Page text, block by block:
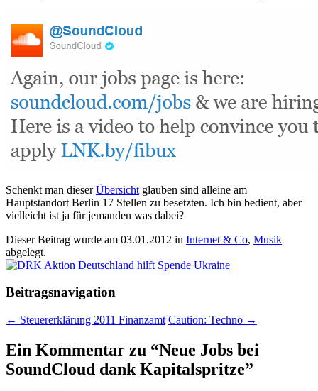
Schenkt man dieserÜbersicht glauben sind alleine am
Hauptstandort Berlin 17 Stellen zu besetzten. Ich bin bedient, aber
vielleicht ist ja für jemanden was dabei?
Dieser Beitrag wurde am 03.01.2012 in Internet & Co, Musik
abgelegt.
Beitragsnavigation
← Steuererklärung 2011 Finanzamt Caution: Techno →
Ein Kommentar zu “Neue Jobs bei
SoundCloud dank Kapitalspritze”